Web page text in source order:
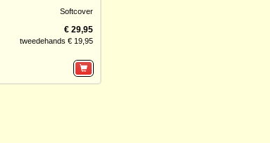
Softcover
€ 29,95
tweedehands € 19,95